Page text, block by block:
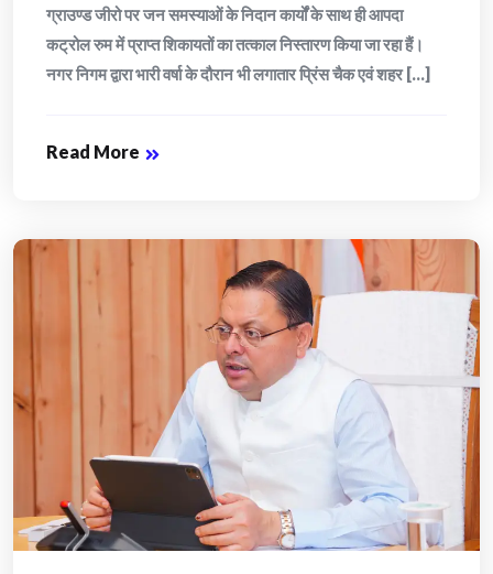
ग्राउण्ड जीरो पर जन समस्याओं के निदान कार्यों के साथ ही आपदा
कट्रोल रुम में प्राप्त शिकायतों का तत्काल निस्तारण किया जा रहा हैं।
नगर निगम द्वारा भारी वर्षा के दौरान भी लगातार प्रिंस चैक एवं शहर [...]
Read More